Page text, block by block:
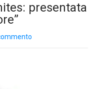
presentata